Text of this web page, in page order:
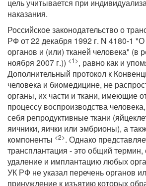
цель учитывается при
наказания.
Российское законодательство о
РФ от 22 декабря 1992 г. N 4180-1
органов и (или) тканей человека" (в
ноября 2007 г.)) <1>, равно как и
Дополнительный протокол к
человека и биомедицине, не
органы, их части и ткани, имеющие
процессу воспроизводства
себя репродуктивные ткани
яичники, яички или эмбрионы), а
компоненты <2>. Однако
трансплантация - это общий
удаление и имплантацию любых
УК РФ не указал перечень органов
принуждение к изъятию которых